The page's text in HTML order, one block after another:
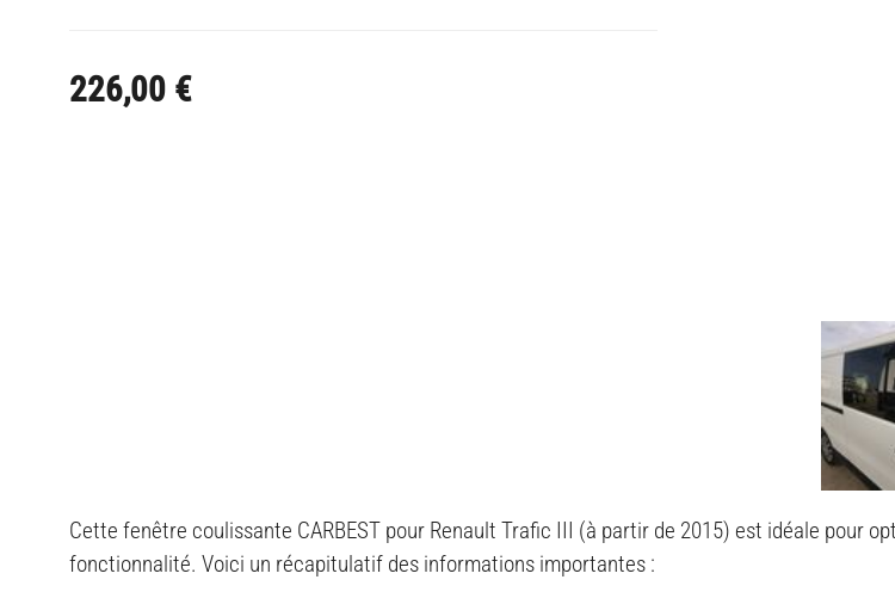
226,00 €
Cette fenêtre coulissante CARBEST pour Renault Trafic III (à partir de 2015) est idéale pour
fonctionnalité. Voici un récapitulatif des informations importantes :